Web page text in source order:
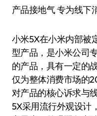
产品接地气 专为线下
小米5X在小米内部被
型产品，是小米公司
的产品，具有一定的
仅为整体消费市场的
对产品的核心诉求与
5X采用流行外观设计